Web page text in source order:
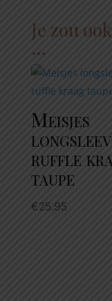
Je zou
…
Meisjes
ruffle
taupe
€25.95